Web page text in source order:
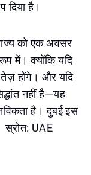
दिया है।
को एक अवसर
में। क्योंकि यदि
होंगे। और यदि
नहीं है—यह
है। दुबई इस
स्रोत: UAE